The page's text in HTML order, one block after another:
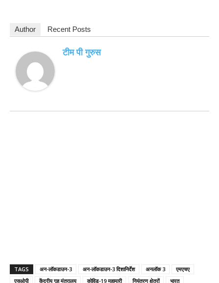
Author Recent Posts
टीम पी गुरुस
TAGS अन-लॉकडाउन-3 अन-लॉकडाउन-3 दिशानिर्देश अनलॉक 3
एमएचए
एसओपी
केंद्रीय गृह मंत्रालय कोविड-19 महामारी नियंत्रण क्षेत्रों भारत